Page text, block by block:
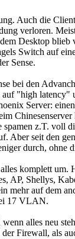
Auch die
verloren.
Desktop blieb
Switch auf
Sense.
bei den
"high latency"
Server:
z.T. voll
Aber seit den
durch, ohne
komplett um.
AP, Shellys,
mehr auf dem
17 VLAN.
alles neu
Firewall, als